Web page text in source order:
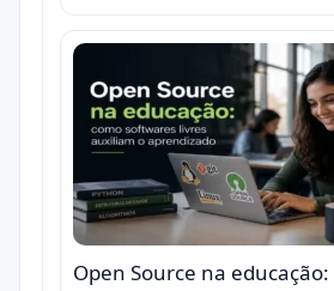
Open Source na